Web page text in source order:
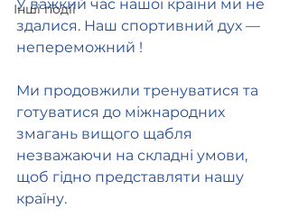
Інші події
У важкий час нашої країни ми не
здалися. Наш спортивний дух —
непереможний !
Ми продовжили тренуватися та
готуватися до міжнародних
змагань вищого щабля
незважаючи на складні умови,
щоб гідно представляти нашу
країну.